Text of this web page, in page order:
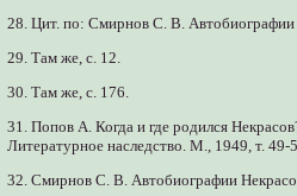
28. Цит. по: Смирнов С. В. Автобиографии
29. Там же, с. 12.
30. Там же, с. 176.
31. Попов А. Когда и где родился
Литературное наследство. М., 1949, т. 49-
32. Смирнов С. В. Автобиографии